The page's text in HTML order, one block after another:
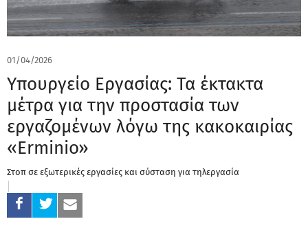
01/04/2026
Υπουργείο Εργασίας: Τα έκτακτα
μέτρα για την προστασία των
εργαζομένων λόγω της κακοκαιρίας
«Erminio»
Στοπ σε εξωτερικές εργασίες και σύσταση για τηλεργασία